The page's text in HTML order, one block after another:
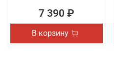
7 390 ₽
В корзину